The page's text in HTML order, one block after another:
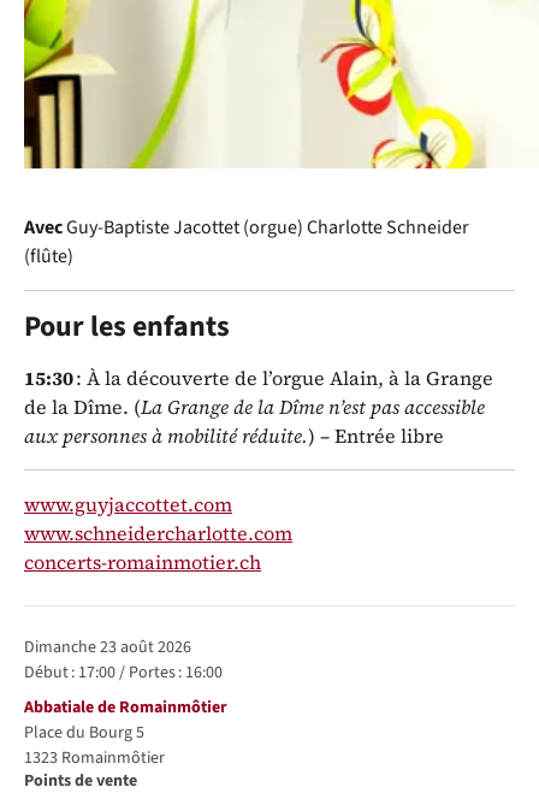
programme de transcriptions pour
faire sonner et scintiller les
grandes-orgues de l’Abbatiale tout
en délicatesse.
AvecGuy-Baptiste Jacottet (orgue)Charlotte Schneider
(flûte)
Pour les enfants
15:30: À la découverte de l’orgue Alain, à la Grange
de la Dîme. (La Grange de la Dîme n’est pas accessible
aux personnes à mobilité réduite.) – Entrée libre
www.guyjaccottet.com
www.schneidercharlotte.com
concerts-romainmotier.ch
dimanche 23 août 2026
Début : 17:00/ Portes : 16:00
Lieu
Abbatiale de Romainmôtier
Place du Bourg 5
1323 Romainmôtier
Points de vente